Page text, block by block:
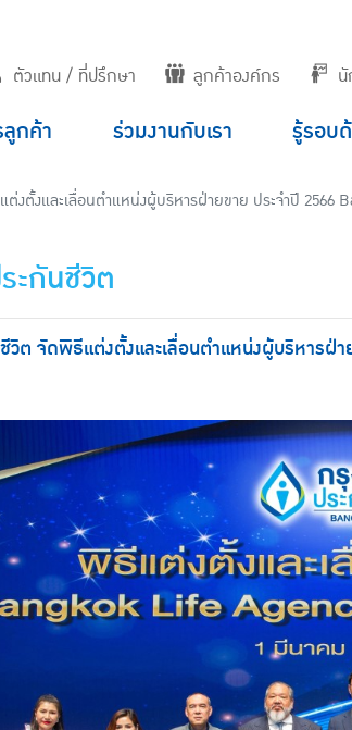
ตัวแทน / ที่ปรึกษา ลูกค้าองค์กร
กค้า ร่วมงานกับเรา รู้รอบ
งตั้งและเลื่อนตำแหน่งผู้บริหารฝ่ายขาย ประจำปี
ะกันชีวิต
วิต จัดพิธีแต่งตั้งและเลื่อนตำแหน่งผู้บริหารฝ่